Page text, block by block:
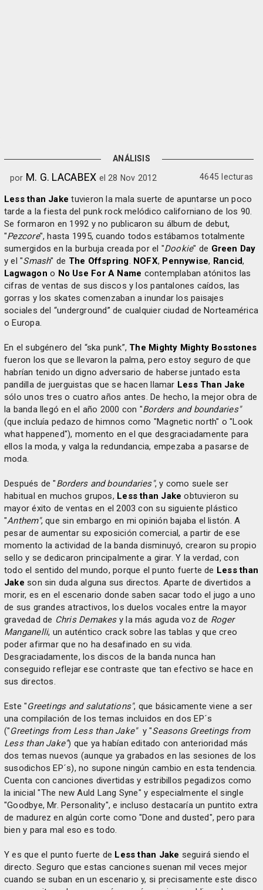
ANÁLISIS
por M. G. LACABEX el 28 Nov 2012 4645 lecturas
Less than Jake tuvieron la mala suerte de apuntarse un poco
tarde a la fiesta del punk rock melódico californiano de los 90.
Se formaron en 1992 y no publicaron su álbum de debut,
"Pezcore", hasta 1995, cuando todos estábamos totalmente
sumergidos en la burbuja creada por el "Dookie" de Green Day
y el "Smash" de The Offspring. NOFX, Pennywise, Rancid,
Lagwagon o No Use For A Name contemplaban atónitos las
cifras de ventas de sus discos y los pantalones caídos, las
gorras y los skates comenzaban a inundar los paisajes
sociales del “underground” de cualquier ciudad de Norteamérica
o Europa.
En el subgénero del “ska punk”, The Mighty Mighty Bosstones
fueron los que se llevaron la palma, pero estoy seguro de que
habrían tenido un digno adversario de haberse juntado esta
pandilla de juerguistas que se hacen llamar Less Than Jake
sólo unos tres o cuatro años antes. De hecho, la mejor obra de
la banda llegó en el año 2000 con "Borders and boundaries"
(que incluía pedazo de himnos como "Magnetic north" o "Look
what happened"), momento en el que desgraciadamente para
ellos la moda, y valga la redundancia, empezaba a pasarse de
moda.
Después de "Borders and boundaries", y como suele ser
habitual en muchos grupos, Less than Jake obtuvieron su
mayor éxito de ventas en el 2003 con su siguiente plástico
"Anthem", que sin embargo en mi opinión bajaba el listón. A
pesar de aumentar su exposición comercial, a partir de ese
momento la actividad de la banda disminuyó, crearon su propio
sello y se dedicaron principalmente a girar. Y la verdad, con
todo el sentido del mundo, porque el punto fuerte de Less than
Jake son sin duda alguna sus directos. Aparte de divertidos a
morir, es en el escenario donde saben sacar todo el jugo a uno
de sus grandes atractivos, los duelos vocales entre la mayor
gravedad de Chris Demakesy la más aguda voz de Roger
Manganelli, un auténtico crack sobre las tablas y que creo
poder afirmar que no ha desafinado en su vida.
Desgraciadamente, los discos de la banda nunca han
conseguido reflejar ese contraste que tan efectivo se hace en
sus directos.
Este "Greetings and salutations", que básicamente viene a ser
una compilación de los temas incluidos en dos EP´s
("Greetings from Less than Jake" y "Seasons Greetings from
Less than Jake") que ya habían editado con anterioridad más
dos temas nuevos (aunque ya grabados en las sesiones de los
susodichos EP´s), no supone ningún cambio en esta tendencia.
Cuenta con canciones divertidas y estribillos pegadizos como
la inicial "The new Auld Lang Syne" y especialmente el single
"Goodbye, Mr. Personality", e incluso destacaría un puntito extra
de madurez en algún corte como "Done and dusted", pero para
bien y para mal eso es todo.
Y es que el punto fuerte de Less than Jake seguirá siendo el
directo. Seguro que estas canciones suenan mil veces mejor
cuando se suban en un escenario y, si precisamente este disco